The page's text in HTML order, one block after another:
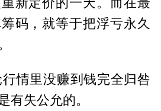
新定价的一天。而在最
码，就等于把浮亏永久
情里没赚到钱完全归咎
有失公允的。